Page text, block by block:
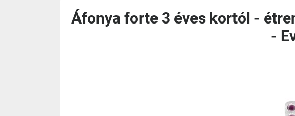
Áfonya forte 3 éves kortól -
-